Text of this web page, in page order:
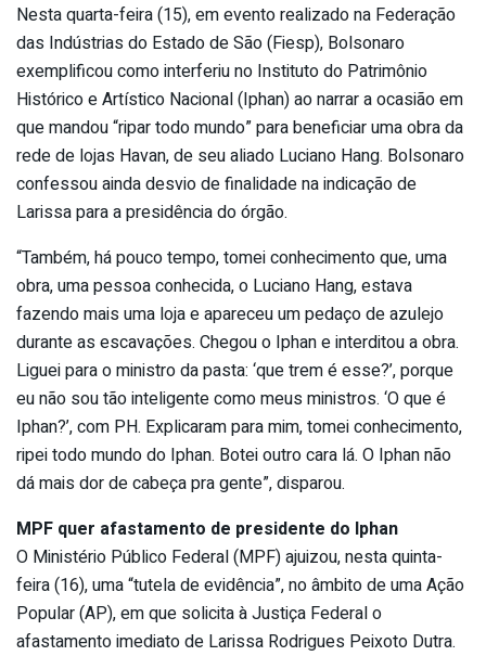
Nesta quarta-feira (15), em evento realizado na Federação
das Indústrias do Estado de São (Fiesp), Bolsonaro
exemplificou como interferiu no Instituto do Patrimônio
Histórico e Artístico Nacional (Iphan) ao narrar a ocasião em
que mandou “ripar todo mundo” para beneficiar uma obra da
rede de lojas Havan, de seu aliado Luciano Hang. Bolsonaro
confessou ainda desvio de finalidade na indicação de
Larissa para a presidência do órgão.
“Também, há pouco tempo, tomei conhecimento que, uma
obra, uma pessoa conhecida, o Luciano Hang, estava
fazendo mais uma loja e apareceu um pedaço de azulejo
durante as escavações. Chegou o Iphan e interditou a obra.
Liguei para o ministro da pasta: ‘que trem é esse?’, porque
eu não sou tão inteligente como meus ministros. ‘O que é
Iphan?’, com PH. Explicaram para mim, tomei conhecimento,
ripei todo mundo do Iphan. Botei outro cara lá. O Iphan não
dá mais dor de cabeça pra gente”, disparou.
MPF quer afastamento de presidente do Iphan
O Ministério Público Federal (MPF) ajuizou, nesta quinta-
feira (16), uma “tutela de evidência”, no âmbito de uma Ação
Popular (AP), em que solicita à Justiça Federal o
afastamento imediato de Larissa Rodrigues Peixoto Dutra.